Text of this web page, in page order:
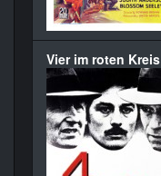
Vier im roten Kreis